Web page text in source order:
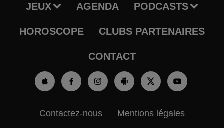
JEUX AGENDA PODCASTS
HOROSCOPE CLUBS PARTENAIRES
CONTACT
Contactez-nous Mentions légales